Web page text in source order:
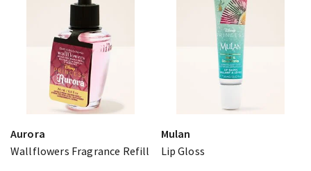
Aurora
Wallflowers Fragrance Refill
Mulan
Lip Gloss